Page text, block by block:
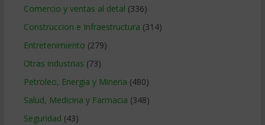
Comercio y ventas al detal (336)
Construccion e Infraestructura (314)
Entretenimiento (279)
Otras industrias (73)
Petroleo, Energia y Mineria (480)
Salud, Medicina y Farmacia (348)
Seguridad (43)